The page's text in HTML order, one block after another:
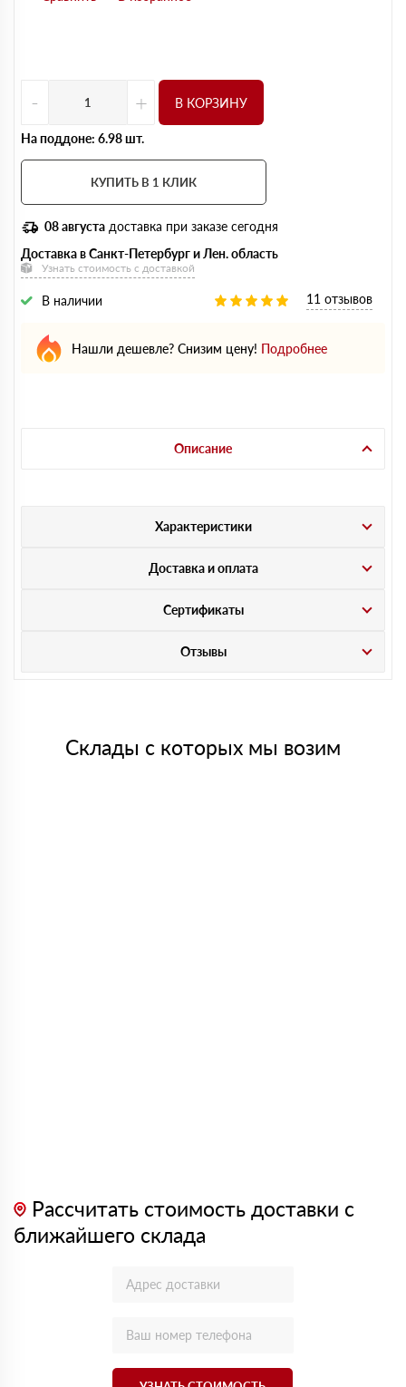
- + В КОРЗИНУ
На поддоне: 6.98 шт.
КУПИТЬ В 1 КЛИК
08 августа доставка при заказе сегодня
Доставка в Санкт-Петербург и Лен. область
Узнать стоимость с доставкой
В наличии 11 отзывов
Нашли дешевле? Снизим цену! Подробнее
Описание
Характеристики
Доставка и оплата
Сертификаты
Отзывы
Склады с которых мы возим
Рассчитать стоимость доставки с
ближайшего склада